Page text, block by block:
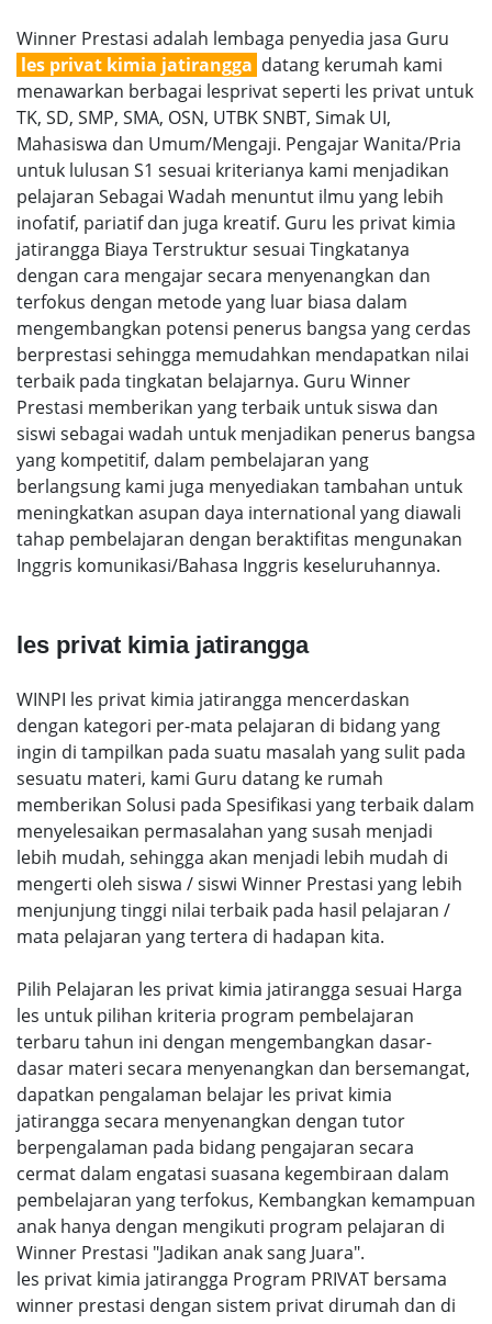
Winner Prestasi adalah lembaga penyedia jasa Guru
les privat kimia jatirangga datang kerumah kami
menawarkan berbagai lesprivat seperti les privat untuk
TK, SD, SMP, SMA, OSN, UTBK SNBT, Simak UI,
Mahasiswa dan Umum/Mengaji. Pengajar Wanita/Pria
untuk lulusan S1 sesuai kriterianya kami menjadikan
pelajaran Sebagai Wadah menuntut ilmu yang lebih
inofatif, pariatif dan juga kreatif. Guru les privat kimia
jatirangga Biaya Terstruktur sesuai Tingkatanya
dengan cara mengajar secara menyenangkan dan
terfokus dengan metode yang luar biasa dalam
mengembangkan potensi penerus bangsa yang cerdas
berprestasi sehingga memudahkan mendapatkan nilai
terbaik pada tingkatan belajarnya. Guru Winner
Prestasi memberikan yang terbaik untuk siswa dan
siswi sebagai wadah untuk menjadikan penerus bangsa
yang kompetitif, dalam pembelajaran yang
berlangsung kami juga menyediakan tambahan untuk
meningkatkan asupan daya international yang diawali
tahap pembelajaran dengan beraktifitas mengunakan
Inggris komunikasi/Bahasa Inggris keseluruhannya.
les privat kimia jatirangga
WINPI les privat kimia jatirangga mencerdaskan
dengan kategori per-mata pelajaran di bidang yang
ingin di tampilkan pada suatu masalah yang sulit pada
sesuatu materi, kami Guru datang ke rumah
memberikan Solusi pada Spesifikasi yang terbaik dalam
menyelesaikan permasalahan yang susah menjadi
lebih mudah, sehingga akan menjadi lebih mudah di
mengerti oleh siswa / siswi Winner Prestasi yang lebih
menjunjung tinggi nilai terbaik pada hasil pelajaran /
mata pelajaran yang tertera di hadapan kita.
Pilih Pelajaran les privat kimia jatirangga sesuai Harga
les untuk pilihan kriteria program pembelajaran
terbaru tahun ini dengan mengembangkan dasar-
dasar materi secara menyenangkan dan bersemangat,
dapatkan pengalaman belajar les privat kimia
jatirangga secara menyenangkan dengan tutor
berpengalaman pada bidang pengajaran secara
cermat dalam engatasi suasana kegembiraan dalam
pembelajaran yang terfokus, Kembangkan kemampuan
anak hanya dengan mengikuti program pelajaran di
Winner Prestasi "Jadikan anak sang Juara".
les privat kimia jatirangga Program PRIVAT bersama
winner prestasi dengan sistem privat dirumah dan di